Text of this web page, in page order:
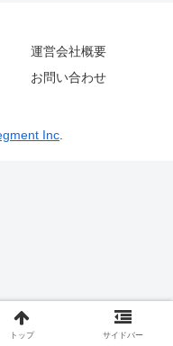
運営会社概要
お問い合わせ
Inc
トップ サイドバー